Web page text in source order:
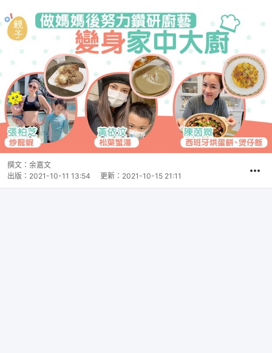
撰文： 余嘉文
出版： 2021-10-11 13:54 更新： 2021-10-15 21:11